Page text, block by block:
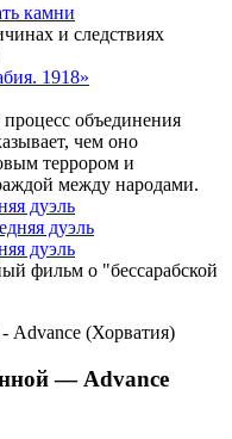
камни
и следствиях
объединения
чем оно
террором и
между народами.
дуэль
дуэль
фильм о "бессарабской
— Advance